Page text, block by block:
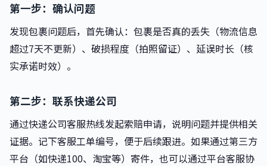
第一步：确认问题
发现包裹问题后，首先确认：包裹是否真的丢失（物流信息
超过7天不更新）、破损程度（拍照留证）、延误时长（核
实承诺时效）。
第二步：联系快递公司
通过快递公司客服热线发起索赔申请，说明问题并提供相关
证据。记下客服工单编号，便于后续跟进。如果通过第三方
平台（如快递100、淘宝等）寄件，也可以通过平台客服协